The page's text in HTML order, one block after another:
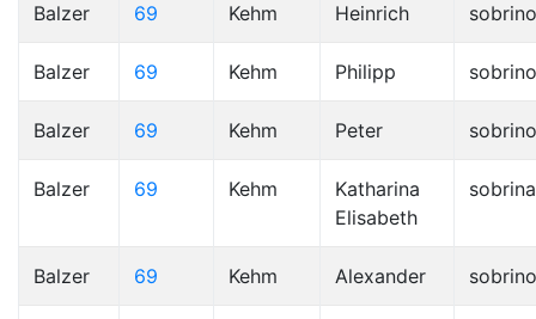
Balzer 69 Kehm Heinrich sobrino
Balzer 69 Kehm Philipp sobrino
Balzer 69 Kehm Peter sobrino
Balzer 69 Kehm
Katharina
Elisabeth
sobrina
Balzer 69 Kehm Alexander sobrino